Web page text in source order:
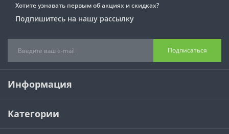
Хотите узнавать первым об акциях и скидках?
Подпишитесь на нашу рассылку
Подписаться
Информация
Категории